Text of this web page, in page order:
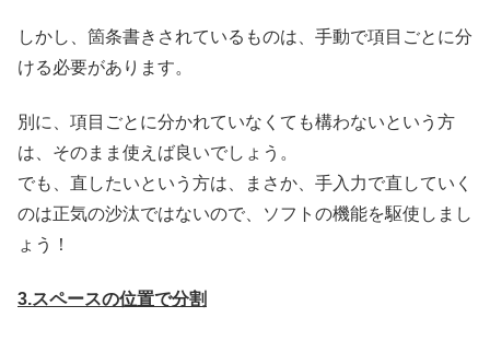
しかし、箇条書きされているものは、手動で項目ごとに分
ける必要があります。
別に、項目ごとに分かれていなくても構わないという方
は、そのまま使えば良いでしょう。
でも、直したいという方は、まさか、手入力で直していく
のは正気の沙汰ではないので、ソフトの機能を駆使しまし
ょう！
3.スペースの位置で分割